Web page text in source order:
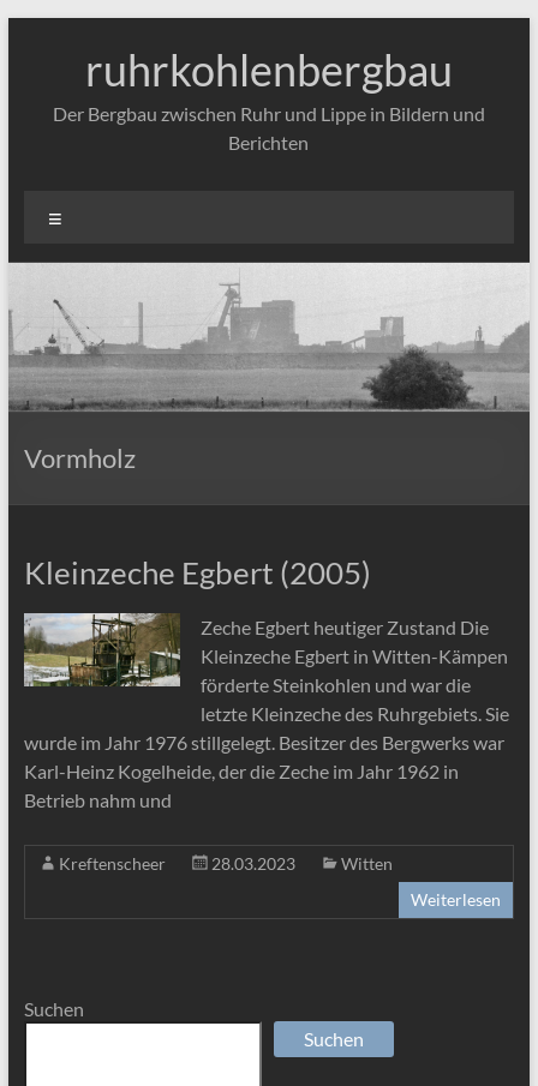
ruhrkohlenbergbau
Der Bergbau zwischen Ruhr und Lippe in Bildern und
Berichten
Vormholz
Kleinzeche Egbert (2005)
Zeche Egbert heutiger Zustand Die
Kleinzeche Egbert in Witten-Kämpen
förderte Steinkohlen und war die
letzte Kleinzeche des Ruhrgebiets. Sie
wurde im Jahr 1976 stillgelegt. Besitzer des Bergwerks war
Karl-Heinz Kogelheide, der die Zeche im Jahr 1962 in
Betrieb nahm und
Kreftenscheer 28.03.2023
Witten
Weiterlesen
Suchen
Suchen